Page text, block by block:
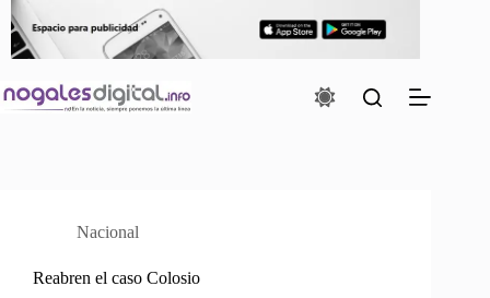
contenido
Nacional
Reabren el caso Colosio